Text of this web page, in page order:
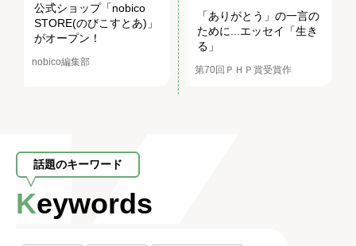
公式ショップ「nobico
STORE(のびこすとあ)」
がオープン！
nobico編集部
「ありがとう」の一言の
ために...エッセイ「生き
る」
第70回ＰＨＰ賞受賞作
話題のキーワード
Keywords